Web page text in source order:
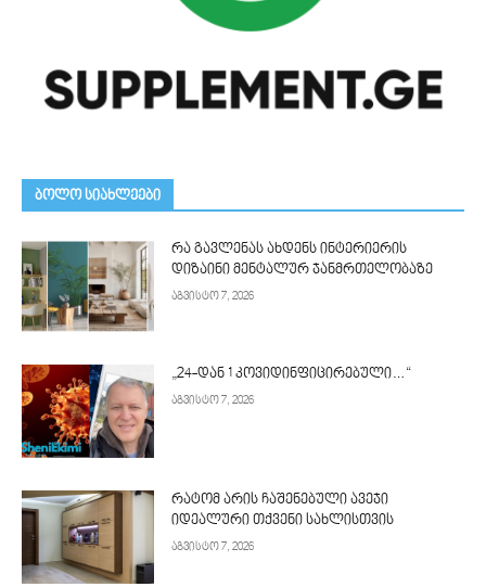
ᲑᲝᲚᲝ ᲡᲘᲐᲮᲚᲔᲔᲑᲘ
რა გავლენას ახდენს ინტერიერის
დიზაინი მენტალურ ჯანმრთელობაზე
აგვისტო 7, 2026
„24-დან 1 კოვიდინფიცირებული…“
აგვისტო 7, 2026
რატომ არის ჩაშენებული ავეჯი
იდეალური თქვენი სახლისთვის
აგვისტო 7, 2026